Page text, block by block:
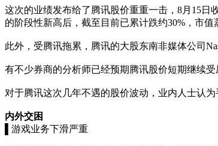
这次的业绩发布给了腾讯股价重重一击，8月15日
的阶段性新高后，截至目前已累计跌约30%，市值
此外，受腾讯拖累，腾讯的大股东南非媒体公司
有不少券商的分析师已经预期腾讯股价短期继续受
对于腾讯这次几年不遇的股价波动，业内人士认
内外交困
▌游戏业务下滑严重